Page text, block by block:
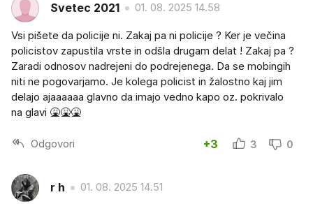
Svetec 2021 01. 08. 2025 14.58
Vsi pišete da policije ni. Zakaj pa ni policije ? Ker je večina
policistov zapustila vrste in odšla drugam delat ! Zakaj pa ?
Zaradi odnosov nadrejeni do podrejenega. Da se mobingih
niti ne pogovarjamo. Je kolega policist in žalostno kaj jim
delajo ajaaaaaa glavno da imajo vedno kapo oz. pokrivalo
na glavi 🤮🤮🤮
Odgovori +3 3 0
r h 01. 08. 2025 14.51